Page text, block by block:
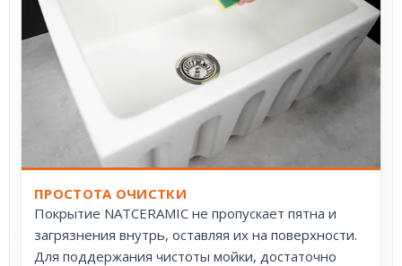
ПРОСТОТА ОЧИСТКИ
Покрытие NATCERAMIC не пропускает пятна и
загрязнения внутрь, оставляя их на поверхности.
Для поддержания чистоты мойки, достаточно